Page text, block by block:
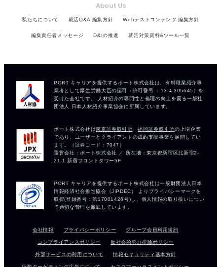
About Us
私たちについて 就活Q&A 編集方針 Webテストコンテンツ 編集方針
編集責任者メッセージ D&Iの推進 就活対策資料&ツール一覧
会社情報 プライバシーポリシー グループ会員利用規約
コンプライアンスポリシー 反社会的勢力排除ポリシー
外部サービスの利用について 情報セキュリティ基本方針